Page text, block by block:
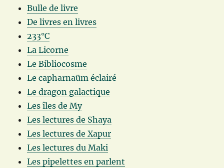
Bulle de livre
De livres en livres
233°C
La Licorne
Le Bibliocosme
Le capharnaüm éclairé
Le dragon galactique
Les îles de My
Les lectures de Shaya
Les lectures de Xapur
Les lectures du Maki
Les pipelettes en parlent